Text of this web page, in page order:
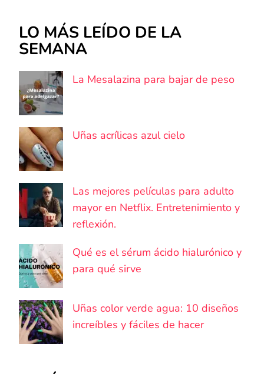
LO MÁS LEÍDO DE LA
SEMANA
La Mesalazina para bajar de peso
Uñas acrílicas azul cielo
Las mejores películas para adulto
mayor en Netflix. Entretenimiento y
reflexión.
Qué es el sérum ácido hialurónico y
para qué sirve
Uñas color verde agua: 10 diseños
increíbles y fáciles de hacer